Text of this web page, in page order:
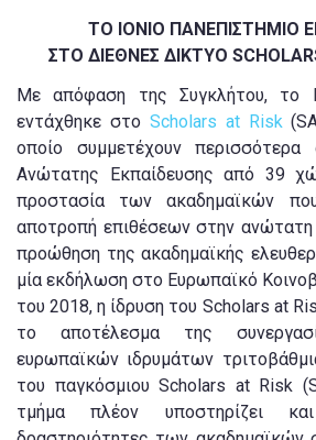
ΤΟ ΙΟΝΙΟ ΠΑΝΕΠΙΣΤΗΜΙΟ
ΣΤΟ ΔΙΕΘΝΕΣ ΔΙΚΤΥΟ
Με απόφαση της Συγκλήτου, το
εντάχθηκε στο Scholars at Risk
οποίο συμμετέχουν
Ανώτατης Εκπαίδευσης από 39
προστασία των ακαδημαϊκών
αποτροπή επιθέσεων στην ανώτατη
προώθηση της ακαδημαϊκής
μία εκδήλωση στο Ευρωπαϊκό
του 2018, η ίδρυση του Scholars at
το αποτέλεσμα της
ευρωπαϊκών ιδρυμάτων
του παγκόσμιου Scholars at Risk
τμήμα πλέον υποστηρίζει